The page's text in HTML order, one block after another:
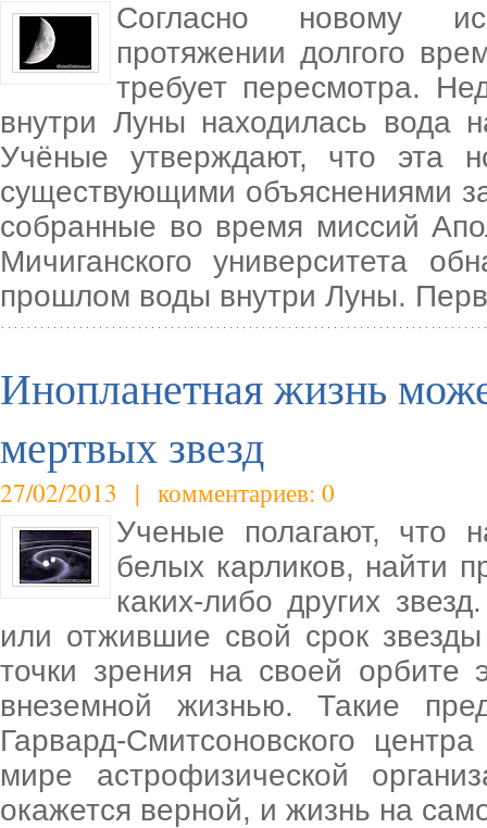
Согласно новому
протяжении долгого
требует пересмотра.
внутри Луны находилась вода
Учёные утверждают, что эта
существующими объяснениями
собранные во время миссий
Мичиганского университета
прошлом воды внутри Луны.
Инопланетная жизнь
мертвых звезд
27/02/2013 | комментариев: 0
Ученые полагают, что
белых карликов, найти
каких-либо других
или отжившие свой срок
точки зрения на своей орбите
внеземной жизнью. Такие
Гарвард-Смитсоновского
мире астрофизической
окажется верной, и жизнь на